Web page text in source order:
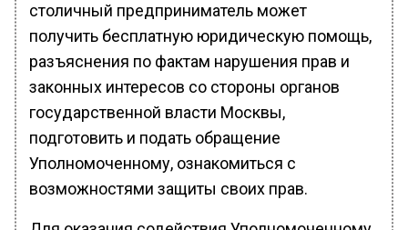
столичный предприниматель может
получить бесплатную юридическую помощь,
разъяснения по фактам нарушения прав и
законных интересов со стороны органов
государственной власти Москвы,
подготовить и подать обращение
Уполномоченному, ознакомиться с
возможностями защиты своих прав.